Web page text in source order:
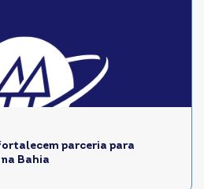
parceria para
Bahia